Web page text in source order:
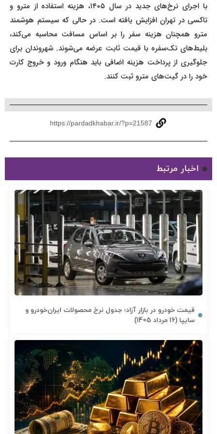
با اجرای نرخ‌های جدید در سال ۱۴۰۵، هزینه استفاده از مترو و
تاکسی در تهران افزایش یافته است. در حالی که سیستم هوشمند
مترو همچنان هزینه سفر را بر اساس مسافت محاسبه می‌کند،
بلیط‌های تک‌سفره با قیمت ثابت عرضه می‌شوند. شهروندان برای
جلوگیری از پرداخت هزینه اضافی باید هنگام ورود و خروج کارت
خود را در گیت‌های مترو ثبت کنند.
https://pardadkhabar.ir/?p=21587
اخبار مرتبط
قیمت خودرو در بازار آزاد؛ جدول نرخ محصولات ایران‌خودرو و
سایپا (16 مرداد 1405)